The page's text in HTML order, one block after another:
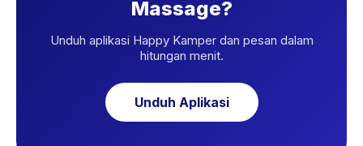
Massage?
Unduh aplikasi Happy Kamper dan pesan dalam
hitungan menit.
Unduh Aplikasi